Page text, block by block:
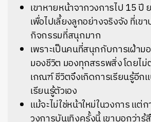
เขาหายหน้าจากวงการไป 15 ปี
เพื่อไปเลี้ยงลูกอย่างจริงจัง ที่เข
กิจกรรมที่สนุกมาก
เพราะเป็นคนที่สนุกกับการเฝ้าม
มองชีวิต มองทุกสรรพสิ่ง โดยไ
เกณฑ์ ชีวิตจึงเกิดการเรียนรู้อีก
เรียนรู้ตัวเอง
แม้จะไม่ใช่หน้าใหม่ในวงการ แต่
วงการบันเทิงครั้งนี้ เขาบอกว่ารู้